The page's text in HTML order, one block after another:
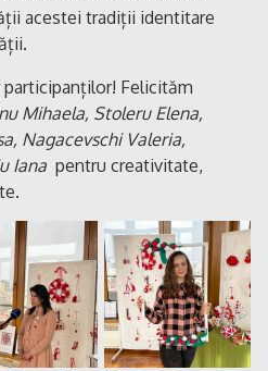
acestei tradiții identitare
Felicităm
Mihaela, Stoleru Elena,
Nagacevschi Valeria,
Iana pentru creativitate,